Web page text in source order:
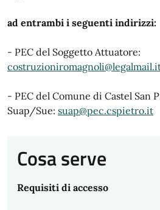
ad entrambi i seguenti indirizzi:
- PEC del Soggetto Attuatore:
- PEC del Comune di Castel San
Suap/Sue: suap@pec.cspietro.it
Cosa serve
Requisiti di accesso